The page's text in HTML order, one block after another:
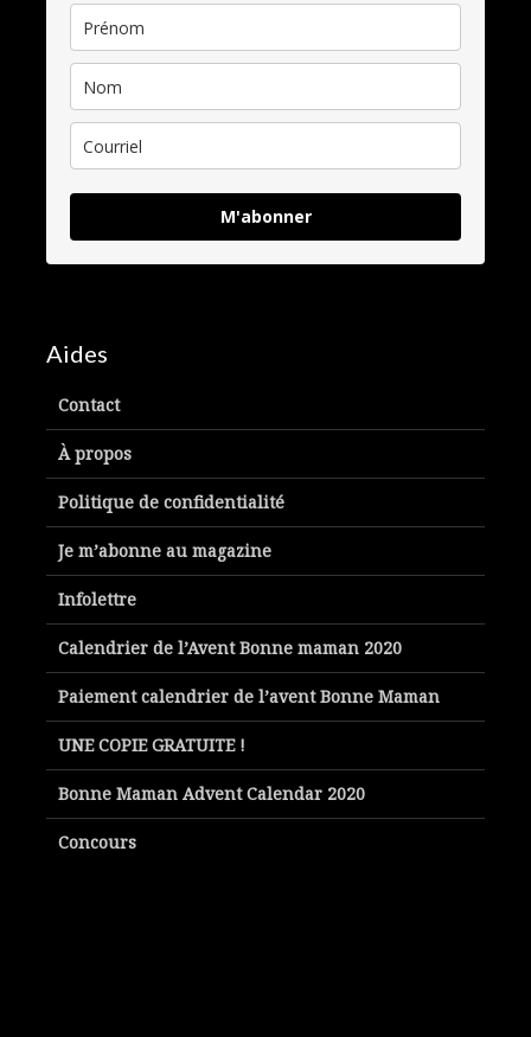
M'abonner
Aides
Contact
À propos
Politique de confidentialité
Je m’abonne au magazine
Infolettre
Calendrier de l’Avent Bonne maman 2020
Paiement calendrier de l’avent Bonne Maman
UNE COPIE GRATUITE !
Bonne Maman Advent Calendar 2020
Concours